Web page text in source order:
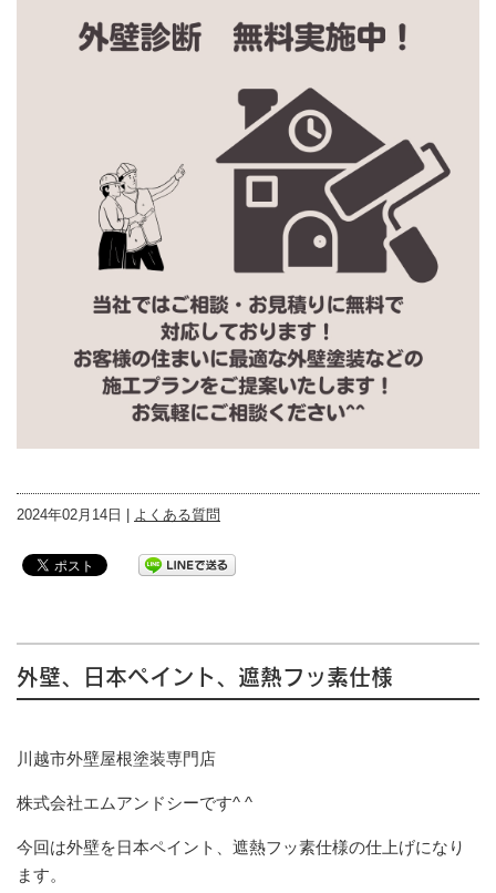
2024年02月14日 | よくある質問
外壁、日本ペイント、遮熱フッ素仕様
川越市外壁屋根塗装専門店
株式会社エムアンドシーです^ ^
今回は外壁を日本ペイント、遮熱フッ素仕様の仕上げになり
ます。